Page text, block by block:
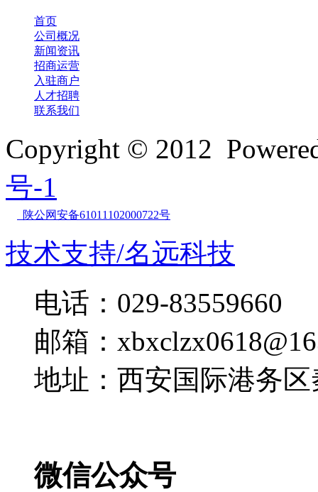
首页
公司概况
新闻资讯
招商运营
入驻商户
人才招聘
联系我们
Copyright © 2012
号-1
陕公网安备61011102000722号
技术支持/名远科技
电话：029-83559660
邮箱：
地址：西安国际港务
微信公众号